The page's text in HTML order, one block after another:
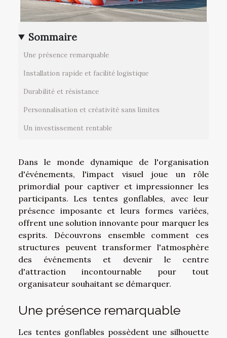
Sommaire
Une présence remarquable
Installation rapide et facilité logistique
Durabilité et résistance
Personnalisation et créativité sans limites
Un investissement rentable
Dans le monde dynamique de l'organisation
d'événements, l'impact visuel joue un rôle
primordial pour captiver et impressionner les
participants. Les tentes gonflables, avec leur
présence imposante et leurs formes variées,
offrent une solution innovante pour marquer les
esprits. Découvrons ensemble comment ces
structures peuvent transformer l'atmosphère
des événements et devenir le centre
d'attraction incontournable pour tout
organisateur souhaitant se démarquer.
Une présence remarquable
Les tentes gonflables possèdent une silhouette